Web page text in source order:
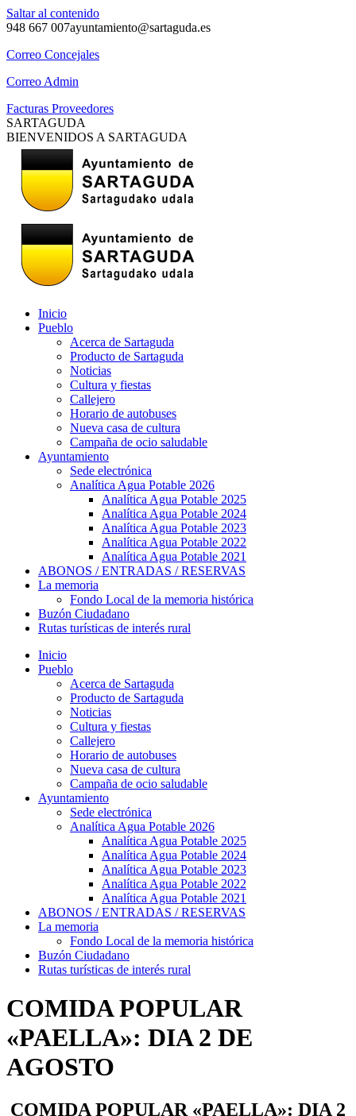
Saltar al contenido
948 667 007ayuntamiento@sartaguda.es
Correo Concejales
Correo Admin
Facturas Proveedores
SARTAGUDA
BIENVENIDOS A SARTAGUDA
Inicio
Pueblo
Acerca de Sartaguda
Producto de Sartaguda
Noticias
Cultura y fiestas
Callejero
Horario de autobuses
Nueva casa de cultura
Campaña de ocio saludable
Ayuntamiento
Sede electrónica
Analítica Agua Potable 2026
Analítica Agua Potable 2025
Analítica Agua Potable 2024
Analítica Agua Potable 2023
Analítica Agua Potable 2022
Analítica Agua Potable 2021
ABONOS / ENTRADAS / RESERVAS
La memoria
Fondo Local de la memoria histórica
Buzón Ciudadano
Rutas turísticas de interés rural
Inicio
Pueblo
Acerca de Sartaguda
Producto de Sartaguda
Noticias
Cultura y fiestas
Callejero
Horario de autobuses
Nueva casa de cultura
Campaña de ocio saludable
Ayuntamiento
Sede electrónica
Analítica Agua Potable 2026
Analítica Agua Potable 2025
Analítica Agua Potable 2024
Analítica Agua Potable 2023
Analítica Agua Potable 2022
Analítica Agua Potable 2021
ABONOS / ENTRADAS / RESERVAS
La memoria
Fondo Local de la memoria histórica
Buzón Ciudadano
Rutas turísticas de interés rural
COMIDA POPULAR
«PAELLA»: DIA 2 DE
AGOSTO
COMIDA POPULAR «PAELLA»: DIA 2